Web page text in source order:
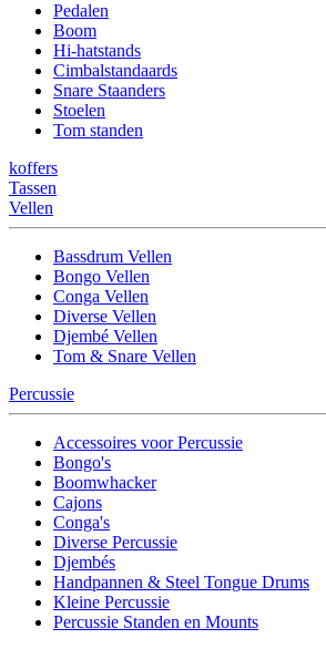
Pedalen
Boom
Hi-hatstands
Cimbalstandaards
Snare Staanders
Stoelen
Tom standen
koffers
Tassen
Vellen
Bassdrum Vellen
Bongo Vellen
Conga Vellen
Diverse Vellen
Djembé Vellen
Tom & Snare Vellen
Percussie
Accessoires voor Percussie
Bongo's
Boomwhacker
Cajons
Conga's
Diverse Percussie
Djembés
Handpannen & Steel Tongue Drums
Kleine Percussie
Percussie Standen en Mounts